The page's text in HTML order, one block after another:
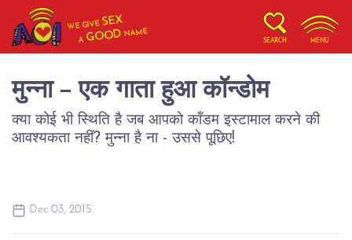
WE GIVESEX
AGOOD NAME
SEARCH MENU
मुन्ना - एक गाता हुआ कॉन्डोम
क्या कोई भी स्थिति है जब आपको कॉंडम इस्टामाल करने की
आवश्यकता नहीं? मुन्ना है ना - उससे पूछिए!
Dec 03, 2015